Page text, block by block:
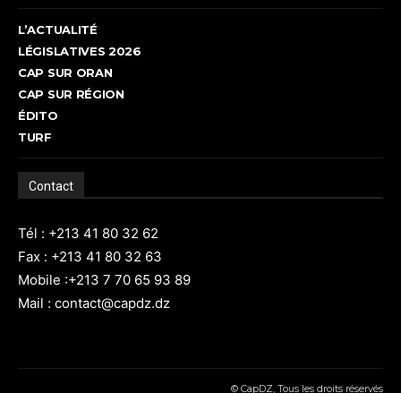
L’ACTUALITÉ
LÉGISLATIVES 2026
CAP SUR ORAN
CAP SUR RÉGION
ÉDITO
TURF
Contact
Tél : +213 41 80 32 62
Fax : +213 41 80 32 63
Mobile :+213 7 70 65 93 89
Mail : contact@capdz.dz
© CapDZ, Tous les droits réservés